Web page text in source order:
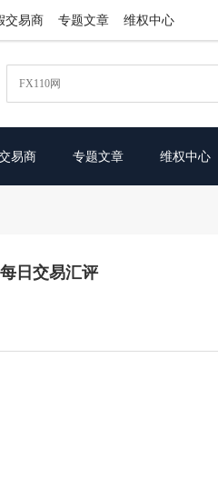
交易商 专题文章 维权中心
易商 专题文章 维权中心
日交易汇评